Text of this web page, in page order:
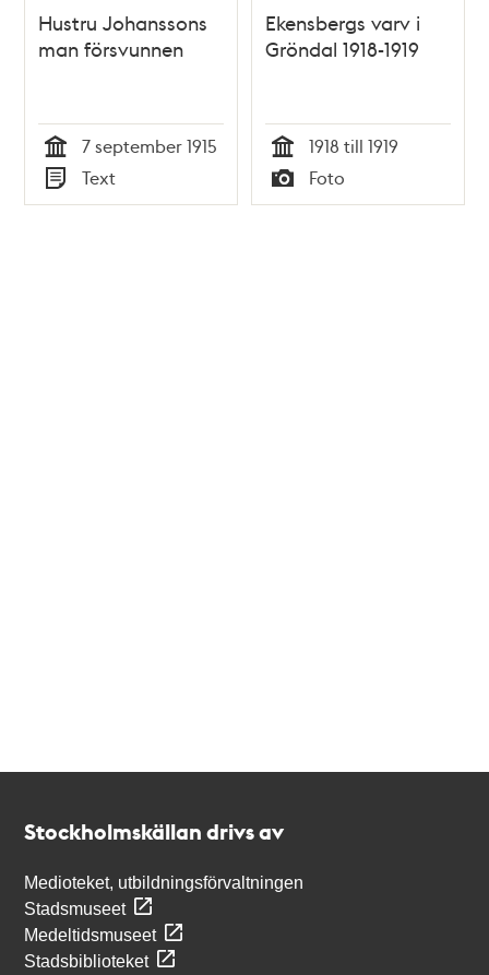
Hustru Johanssons
man försvunnen
Tid
7 september 1915
Typ
Text
Ekensbergs varv i
Gröndal 1918-1919
Tid
1918 till 1919
Typ
Foto
Stockholmskällan drivs av
Medioteket, utbildningsförvaltningen
Stadsmuseet
Medeltidsmuseet
Stadsbiblioteket